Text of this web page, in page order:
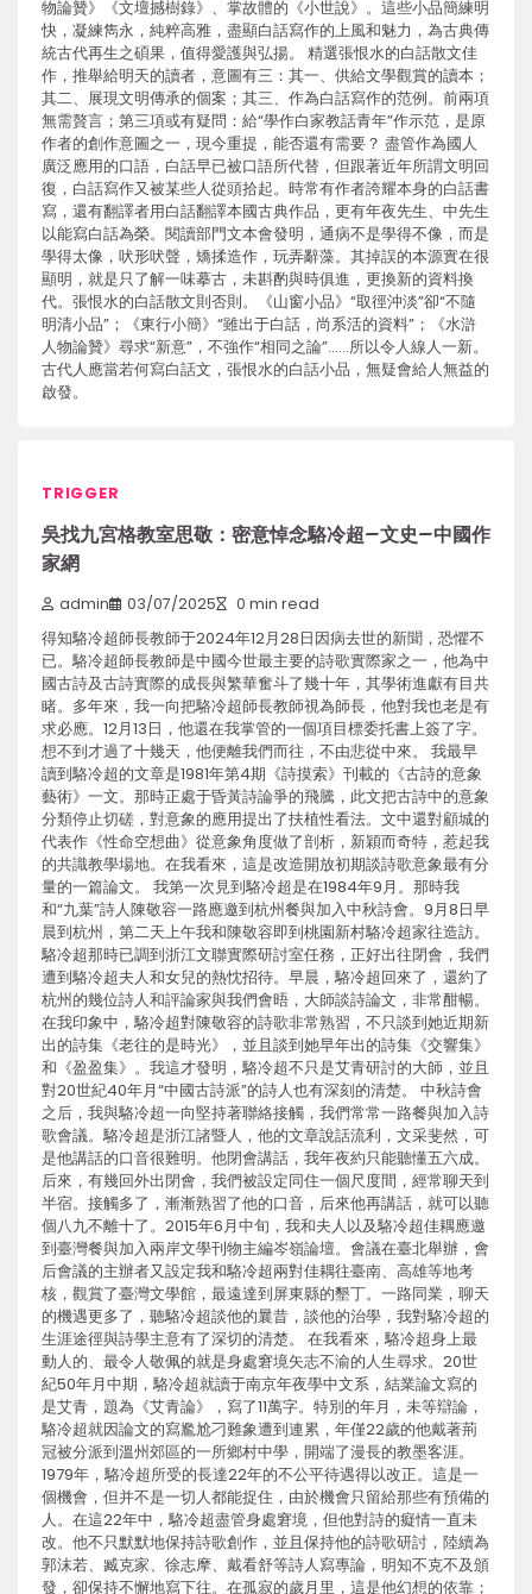
物論贊》《文壇撼樹錄》、掌故體的《小世說》。這些小品簡練明
快，凝練雋永，純粹高雅，盡顯白話寫作的上風和魅力，為古典傳
統古代再生之碩果，值得愛護與弘揚。 精選張恨水的白話散文佳
作，推舉給明天的讀者，意圖有三：其一、供給文學觀賞的讀本；
其二、展現文明傳承的個案；其三、作為白話寫作的范例。前兩項
無需贅言；第三項或有疑問：給“學作白家教話青年”作示范，是原
作者的創作意圖之一，現今重提，能否還有需要？ 盡管作為國人
廣泛應用的口語，白話早已被口語所代替，但跟著近年所謂文明回
復，白話寫作又被某些人從頭拾起。時常有作者誇耀本身的白話書
寫，還有翻譯者用白話翻譯本國古典作品，更有年夜先生、中先生
以能寫白話為榮。閱讀部門文本會發明，通病不是學得不像，而是
學得太像，吠形吠聲，矯揉造作，玩弄辭藻。其掉誤的本源實在很
顯明，就是只了解一味摹古，未斟酌與時俱進，更換新的資料換
代。張恨水的白話散文則否則。《山窗小品》“取徑沖淡”卻“不隨
明清小品”；《東行小簡》“雖出于白話，尚系活的資料”；《水滸
人物論贊》尋求“新意”，不強作“相同之論”……所以令人線人一新。
古代人應當若何寫白話文，張恨水的白話小品，無疑會給人無益的
啟發。
TRIGGER
吳找九宮格教室思敬：密意悼念駱冷超–文史–中國作
家網
admin 03/07/2025 0 min read
得知駱冷超師長教師于2024年12月28日因病去世的新聞，恐懼不
已。駱冷超師長教師是中國今世最主要的詩歌實際家之一，他為中
國古詩及古詩實際的成長與繁華奮斗了幾十年，其學術進獻有目共
睹。多年來，我一向把駱冷超師長教師視為師長，他對我也老是有
求必應。12月13日，他還在我掌管的一個項目標委托書上簽了字。
想不到才過了十幾天，他便離我們而往，不由悲從中來。 我最早
讀到駱冷超的文章是1981年第4期《詩摸索》刊載的《古詩的意象
藝術》一文。那時正處于昏黃詩論爭的飛騰，此文把古詩中的意象
分類停止切磋，對意象的應用提出了扶植性看法。文中還對顧城的
代表作《性命空想曲》從意象角度做了剖析，新穎而奇特，惹起我
的共識教學場地。在我看來，這是改造開放初期談詩歌意象最有分
量的一篇論文。 我第一次見到駱冷超是在1984年9月。那時我
和“九葉”詩人陳敬容一路應邀到杭州餐與加入中秋詩會。9月8日早
晨到杭州，第二天上午我和陳敬容即到桃園新村駱冷超家往造訪。
駱冷超那時已調到浙江文聯實際研討室任務，正好出往閉會，我們
遭到駱冷超夫人和女兒的熱忱招待。早晨，駱冷超回來了，還約了
杭州的幾位詩人和評論家與我們會晤，大師談詩論文，非常酣暢。
在我印象中，駱冷超對陳敬容的詩歌非常熟習，不只談到她近期新
出的詩集《老往的是時光》，並且談到她早年出的詩集《交響集》
和《盈盈集》。我這才發明，駱冷超不只是艾青研討的大師，並且
對20世紀40年月“中國古詩派”的詩人也有深刻的清楚。 中秋詩會
之后，我與駱冷超一向堅持著聯絡接觸，我們常常一路餐與加入詩
歌會議。駱冷超是浙江諸暨人，他的文章說話流利，文采斐然，可
是他講話的口音很難明。他閉會講話，我年夜約只能聽懂五六成。
后來，有幾回外出閉會，我們被設定同住一個尺度間，經常聊天到
半宿。接觸多了，漸漸熟習了他的口音，后來他再講話，就可以聽
個八九不離十了。2015年6月中旬，我和夫人以及駱冷超佳耦應邀
到臺灣餐與加入兩岸文學刊物主編岑嶺論壇。會議在臺北舉辦，會
后會議的主辦者又設定我和駱冷超兩對佳耦往臺南、高雄等地考
核，觀賞了臺灣文學館，最遠達到屏東縣的墾丁。一路同業，聊天
的機遇更多了，聽駱冷超談他的曩昔，談他的治學，我對駱冷超的
生涯途徑與詩學主意有了深切的清楚。 在我看來，駱冷超身上最
動人的、最令人敬佩的就是身處窘境矢志不渝的人生尋求。20世
紀50年月中期，駱冷超就讀于南京年夜學中文系，結業論文寫的
是艾青，題為《艾青論》，寫了11萬字。特別的年月，未等辯論，
駱冷超就因論文的寫尷尬刁難象遭到連累，年僅22歲的他戴著荊
冠被分派到溫州郊區的一所鄉村中學，開端了漫長的教墨客涯。
1979年，駱冷超所受的長達22年的不公平待遇得以改正。這是一
個機會，但并不是一切人都能捉住，由於機會只留給那些有預備的
人。在這22年中，駱冷超盡管身處窘境，但他對詩的癡情一直未
改。他不只默默地保持詩歌創作，並且保持他的詩歌研討，陸續為
郭沫若、臧克家、徐志摩、戴看舒等詩人寫專論，明知不克不及頒
發，卻保持不懈地寫下往。在孤寂的歲月里，這是他幻想的依靠；